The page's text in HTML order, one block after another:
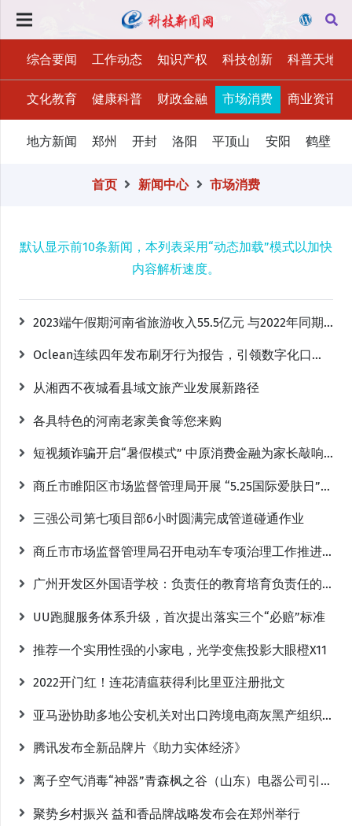
综合要闻 工作动态 知识产权 科技创新 科普天地
文化教育 健康科普 财政金融 市场消费 商业资讯
地方新闻 郑州 开封 洛阳 平顶山 安阳 鹤壁
首页 新闻中心 市场消费
默认显示前10条新闻，本列表采用“动态加载”模式以加快
内容解析速度。
2023端午假期河南省旅游收入55.5亿元 与2022年同期增长47.6%
Oclean连续四年发布刷牙行为报告，引领数字化口腔护理
从湘西不夜城看县域文旅产业发展新路径
各具特色的河南老家美食等您来购
短视频诈骗开启“暑假模式” 中原消费金融为家长敲响警钟
商丘市睢阳区市场监督管理局开展 “5.25国际爱肤日”化妆品科普宣传活动
三强公司第七项目部6小时圆满完成管道碰通作业
商丘市市场监督管理局召开电动车专项治理工作推进会
广州开发区外国语学校：负责任的教育培育负责任的人
UU跑腿服务体系升级，首次提出落实三个“必赔”标准
推荐一个实用性强的小家电，光学变焦投影大眼橙X11
2022开门红！连花清瘟获得利比里亚注册批文
亚马逊协助多地公安机关对出口跨境电商灰黑产组织采取执法行动
腾讯发布全新品牌片《助力实体经济》
离子空气消毒“神器”青森枫之谷（山东）电器公司引进组装技术
聚势乡村振兴 益和香品牌战略发布会在郑州举行